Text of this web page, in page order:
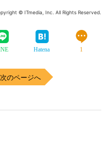
© ITmedia, Inc. All Rights Reserved.
Hatena 1
次のページへ